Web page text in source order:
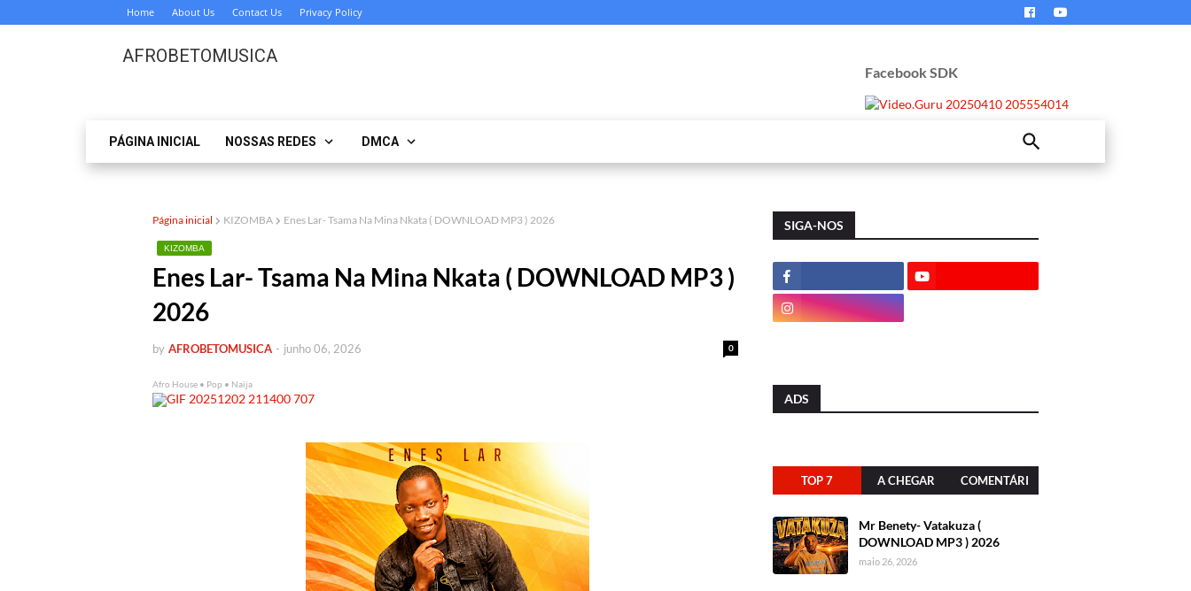
Home About Us Contact Us Privacy Policy
AFROBETOMUSICA
Facebook SDK
PÁGINA INICIAL NOSSAS REDES DMCA
Página inicial KIZOMBA Enes Lar- Tsama Na Mina Nkata ( DOWNLOAD MP3 ) 2026
KIZOMBA
Enes Lar- Tsama Na Mina Nkata ( DOWNLOAD MP3 )
2026
by AFROBETOMUSICA 0
- junho 06, 2026
Afro House • Pop • Naija
SIGA-NOS
ADS
TOP 7 A CHEGAR COMENTÁRI
Mr Benety- Vatakuza (
DOWNLOAD MP3 ) 2026
maio 26, 2026